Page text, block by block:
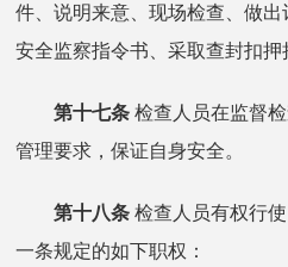
件、说明来意、现场检查、做
安全监察指令书、采取查封扣押
第十七条 检查人员在监督
管理要求，保证自身安全。
第十八条 检查人员有权行
一条规定的如下职权：